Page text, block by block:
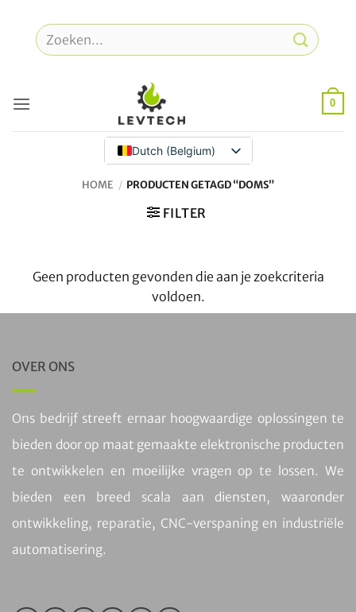
inhoud
Zoeken
naar:
0
Dutch (Belgium)
HOME / PRODUCTEN GETAGD “DOMS”
FILTER
Geen producten gevonden die aan je zoekcriteria
voldoen.
OVER ONS
Ons bedrijf streeft ernaar hoogwaardige oplossingen te
bieden door op maat gemaakte elektronische producten
te ontwikkelen en moeilijke vragen op te lossen. We
bieden een breed scala aan diensten, waaronder
ontwikkeling, reparatie, CNC-verspaning en industriële
automatisering.